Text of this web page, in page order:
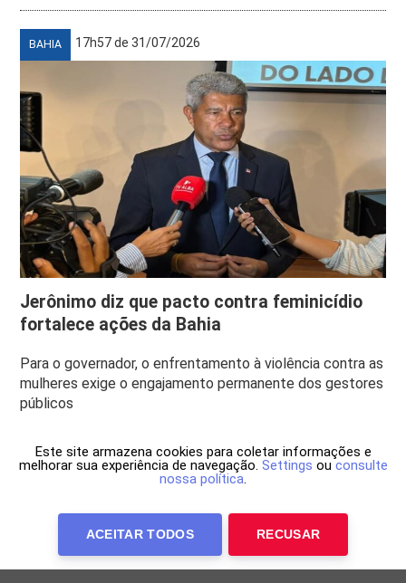
BAHIA 17h57 de 31/07/2026
Jerônimo diz que pacto contra feminicídio
fortalece ações da Bahia
Para o governador, o enfrentamento à violência contra as
mulheres exige o engajamento permanente dos gestores
públicos
Este site armazena cookies para coletar informações e
melhorar sua experiência de navegação. Settings ou consulte
nossa política.
ACEITAR TODOS RECUSAR